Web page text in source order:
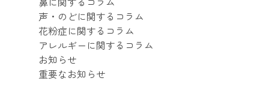
声・のどに関するコラム
花粉症に関するコラム
アレルギーに関するコラム
お知らせ
重要なお知らせ